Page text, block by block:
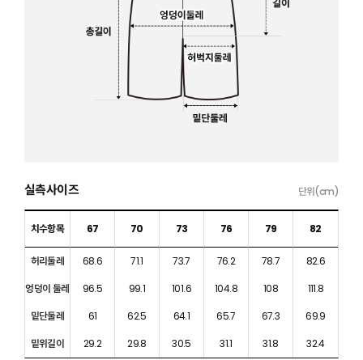
실측사이즈 단위(cm)
치수항목 67 70 73 76 79 82
허리둘레 68.6 71.1 73.7 76.2 78.7
82.6
엉덩이 둘레
96.5 99.1 101.6 104.8 108
111.8
밑단둘레
61 62.5 64.1 65.7 67.3
69.9
밑위길이
29.2 29.8 30.5 31.1 31.8 32.4